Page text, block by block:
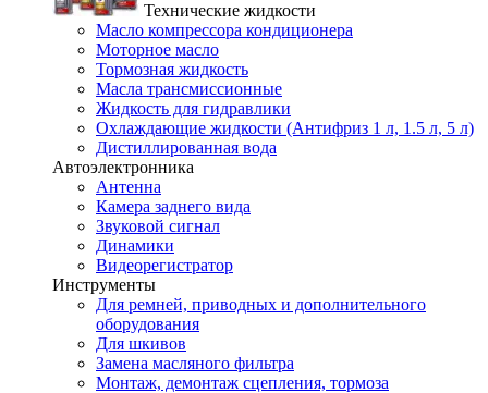
Технические жидкости
Масло компрессора кондиционера
Моторное масло
Тормозная жидкость
Масла трансмиссионные
Жидкость для гидравлики
Охлаждающие жидкости (Антифриз 1 л, 1.5 л, 5 л)
Дистиллированная вода
Автоэлектронника
Антенна
Камера заднего вида
Звуковой сигнал
Динамики
Видеорегистратор
Инструменты
Для ремней, приводных и дополнительного
оборудования
Для шкивов
Замена масляного фильтра
Монтаж, демонтаж сцепления, тормоза